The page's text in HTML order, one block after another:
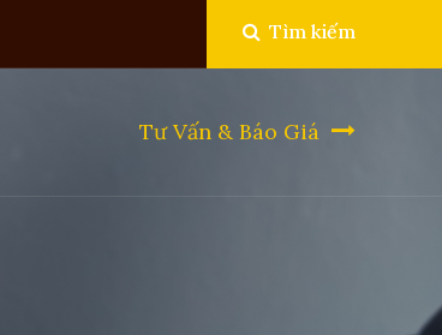
Tìm kiếm
Tư Vấn & Báo Giá